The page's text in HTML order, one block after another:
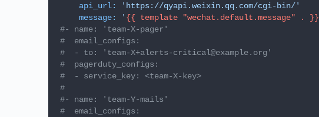
api_url:
'https://qyapi.weixin.qq.com/cgi-bin/'
message:
' {{ template "wechat.default.message" . }}
#- name: 'team-X-pager'
#  email_configs:
#  - to: 'team-X+alerts-critical@example.org'
#  pagerduty_configs:
#  - service_key: <team-X-key>
#
#- name: 'team-Y-mails'
#  email_configs: